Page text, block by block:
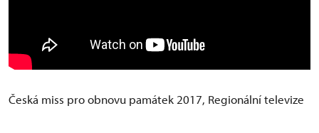
Česká miss pro obnovu památek 2017, Regionální televize